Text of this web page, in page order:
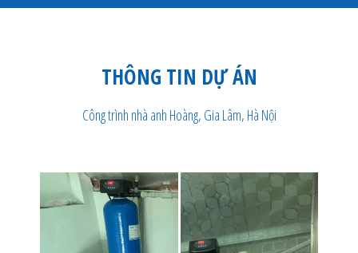
THÔNG TIN DỰ ÁN
Công trình nhà anh Hoàng, Gia Lâm, Hà Nội